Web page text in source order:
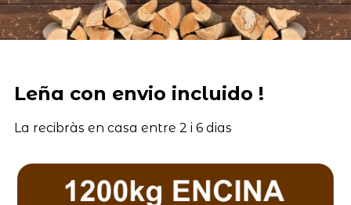
Leña con envio incluido !
La recibràs en casa entre 2 i 6 dias